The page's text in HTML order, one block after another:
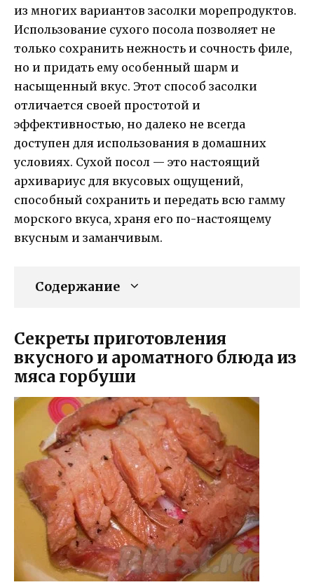
из многих вариантов засолки морепродуктов.
Использование сухого посола позволяет не
только сохранить нежность и сочность филе,
но и придать ему особенный шарм и
насыщенный вкус. Этот способ засолки
отличается своей простотой и
эффективностью, но далеко не всегда
доступен для использования в домашних
условиях. Сухой посол — это настоящий
архивариус для вкусовых ощущений,
способный сохранить и передать всю гамму
морского вкуса, храня его по-настоящему
вкусным и заманчивым.
Содержание
Секреты приготовления
вкусного и ароматного блюда из
мяса горбуши